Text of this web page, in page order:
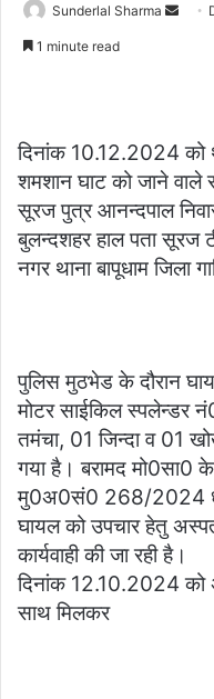
Sunderlal Sharma
Send
1 minute read
दिनांक 10.12.2024 को
शमशान घाट को जाने वाले
सूरज पुत्र आनन्दपाल
बुलन्दशहर हाल पता सूरज
नगर थाना बापूधाम जिला
पुलिस मुठभेड के दौरान
मोटर साईकिल स्पलेन्डर
तमंचा, 01 जिन्दा व 01
गया है। बरामद मो0सा0
मु0अ0सं0 268/2024
घायल को उपचार हेतु
कार्यवाही की जा रही है।
दिनांक 12.10.2024 को
साथ मिलकर